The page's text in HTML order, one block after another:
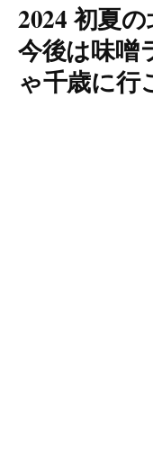
2024 初夏
今後は味噌
ゃ千歳に行